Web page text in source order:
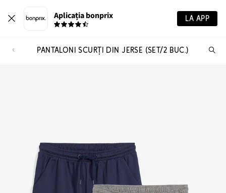
Aplicația bonprix LA APP
PANTALONI SCURȚI DIN JERSE (SET/2 BUC.)